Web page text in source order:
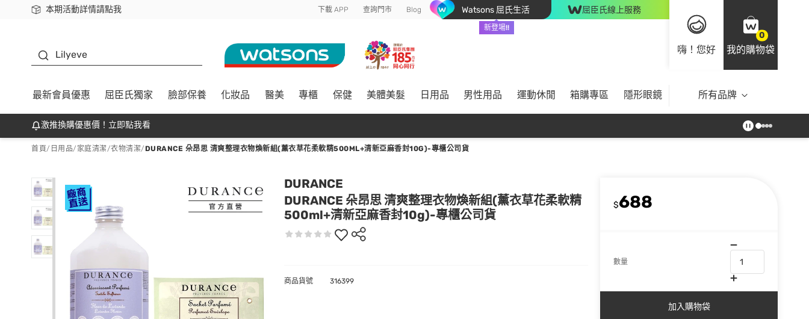
本期活動詳情請點我
下載app最高回饋$350 下載 APP 查詢門市 Blog Watsons 屈氏生活
新登場!!
屈臣氏線上服務
嗨！您好
0
我的購物袋
Lilyeve
最新會員優惠 屈臣氏獨家 臉部保養 化妝品 醫美 專櫃 保健 美體美髮 日用品 男性用品 運動休閒 箱購專區 隱形眼鏡 所有品牌
激推換購優惠價！立即點我看
首頁/ 日用品/ 家庭清潔/衣物清潔/DURANCE 朵昂思 清爽整理衣物煥新組(薰衣草花柔軟精500ML+清新亞麻香封10G)-專櫃公司貨
DURANCE
DURANCE 朵昂思 清爽整理衣物煥新組(薰衣草花柔軟精
500ml+清新亞麻香封10g)-專櫃公司貨
$688
數量
加入購物袋
商品貨號 316399